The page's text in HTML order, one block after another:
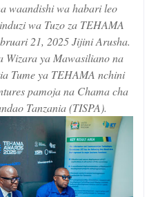
waandishi wa habari leo
wa Tuzo za TEHAMA
21, 2025 Jijini Arusha.
Wizara ya Mawasiliano na
Tume ya TEHAMA nchini
pamoja na Chama cha
Tanzania (TISPA).